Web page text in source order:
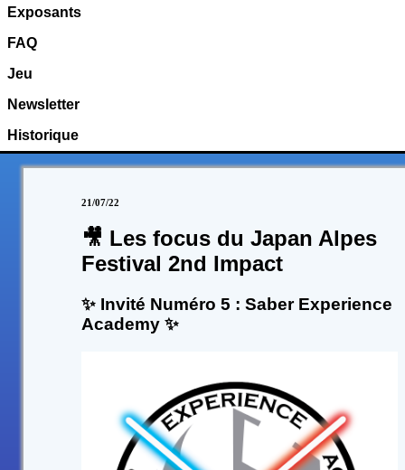
Exposants
FAQ
Jeu
Newsletter
Historique
21/07/22
🎥 Les focus du Japan Alpes
Festival 2nd Impact
✨ Invité Numéro 5 : Saber Experience
Academy ✨